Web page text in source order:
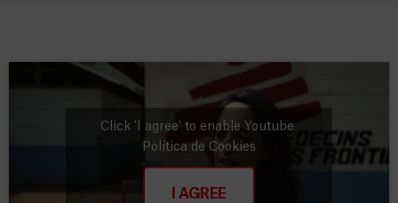
Click 'I agree' to enable Youtube
Política de Cookies
I AGREE